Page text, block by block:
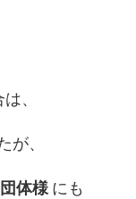
、
が、
体様 にも